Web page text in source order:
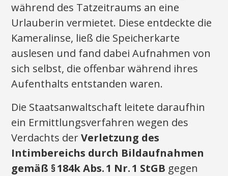
während des Tatzeitraums an eine
Urlauberin vermietet. Diese entdeckte die
Kameralinse, ließ die Speicherkarte
auslesen und fand dabei Aufnahmen von
sich selbst, die offenbar während ihres
Aufenthalts entstanden waren.
Die Staatsanwaltschaft leitete daraufhin
ein Ermittlungsverfahren wegen des
Verdachts derVerletzung des
Intimbereichs durch Bildaufnahmen
gemäß §184k Abs.1 Nr.1 StGB gegen